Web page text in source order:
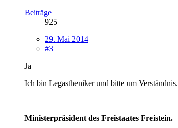
Beiträge
925
29. Mai 2014
#3
Ja
Ich bin Legastheniker und bitte um Verständnis.
Ministerpräsident des Freistaates Freistein.